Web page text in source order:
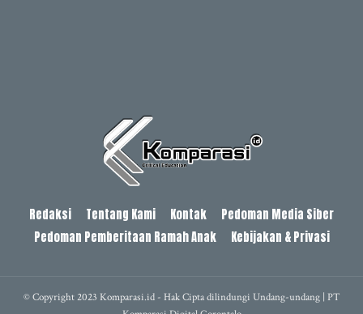
Redaksi Tentang Kami Kontak
Pedoman Media Siber
Pedoman Pemberitaan Ramah Anak
Kebijakan & Privasi
© Copyright 2023 Komparasi.id - Hak Cipta dilindungi Undang-undang | PT